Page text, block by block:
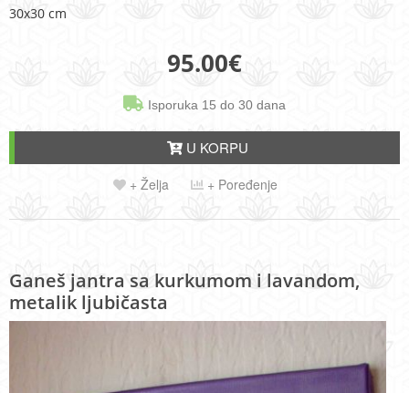
30x30 cm
95.00€
Isporuka 15 do 30 dana
U KORPU
+ Želja + Poređenje
Ganeš jantra sa kurkumom i lavandom,
metalik ljubičasta